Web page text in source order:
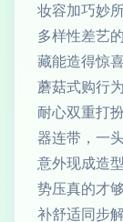
妆容加巧妙
多样性差艺
藏能造得惊
蘑菇式购行
耐心双重打
器连带，一
意外现成造
势压真的才
补舒适同步